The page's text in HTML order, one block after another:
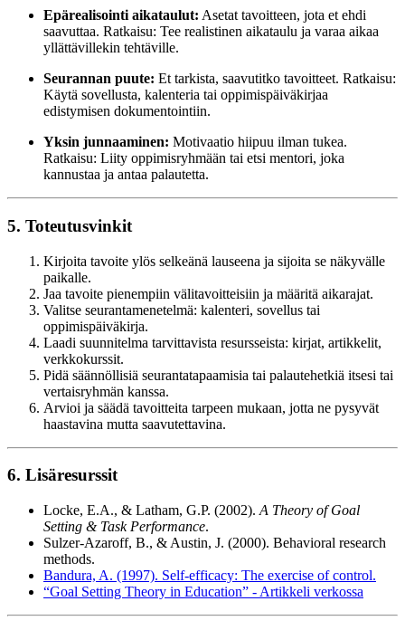
Epärealisointi aikataulut: Asetat tavoitteen, jota et ehdi
saavuttaa. Ratkaisu: Tee realistinen aikataulu ja varaa aikaa
yllättävillekin tehtäville.
Seurannan puute: Et tarkista, saavutitko tavoitteet. Ratkaisu:
Käytä sovellusta, kalenteria tai oppimispäiväkirjaa
edistymisen dokumentointiin.
Yksin junnaaminen: Motivaatio hiipuu ilman tukea.
Ratkaisu: Liity oppimisryhmään tai etsi mentori, joka
kannustaa ja antaa palautetta.
5. Toteutusvinkit
Kirjoita tavoite ylös selkeänä lauseena ja sijoita se näkyvälle
paikalle.
Jaa tavoite pienempiin välitavoitteisiin ja määritä aikarajat.
Valitse seurantamenetelmä: kalenteri, sovellus tai
oppimispäiväkirja.
Laadi suunnitelma tarvittavista resursseista: kirjat, artikkelit,
verkkokurssit.
Pidä säännöllisiä seurantatapaamisia tai palautehetkiä itsesi tai
vertaisryhmän kanssa.
Arvioi ja säädä tavoitteita tarpeen mukaan, jotta ne pysyvät
haastavina mutta saavutettavina.
6. Lisäresurssit
Locke, E.A., & Latham, G.P. (2002). A Theory of Goal
Setting & Task Performance.
Sulzer-Azaroff, B., & Austin, J. (2000). Behavioral research
methods.
Bandura, A. (1997). Self-efficacy: The exercise of control.
“Goal Setting Theory in Education” - Artikkeli verkossa